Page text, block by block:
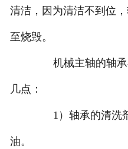
清洁，因为清洁不到位
至烧毁。
机械主轴的轴承
几点：
1）轴承的清洗
油。